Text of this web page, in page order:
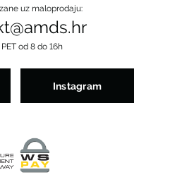
uz maloprodaju:
od 8 do 16h
Instagram